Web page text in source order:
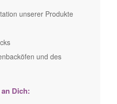
unserer Produkte
und des
Dich: